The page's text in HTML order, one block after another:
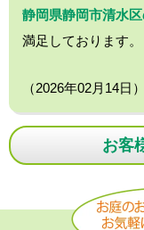
静岡県静岡市清水
満足しております。
（2026年02月14日）
お客